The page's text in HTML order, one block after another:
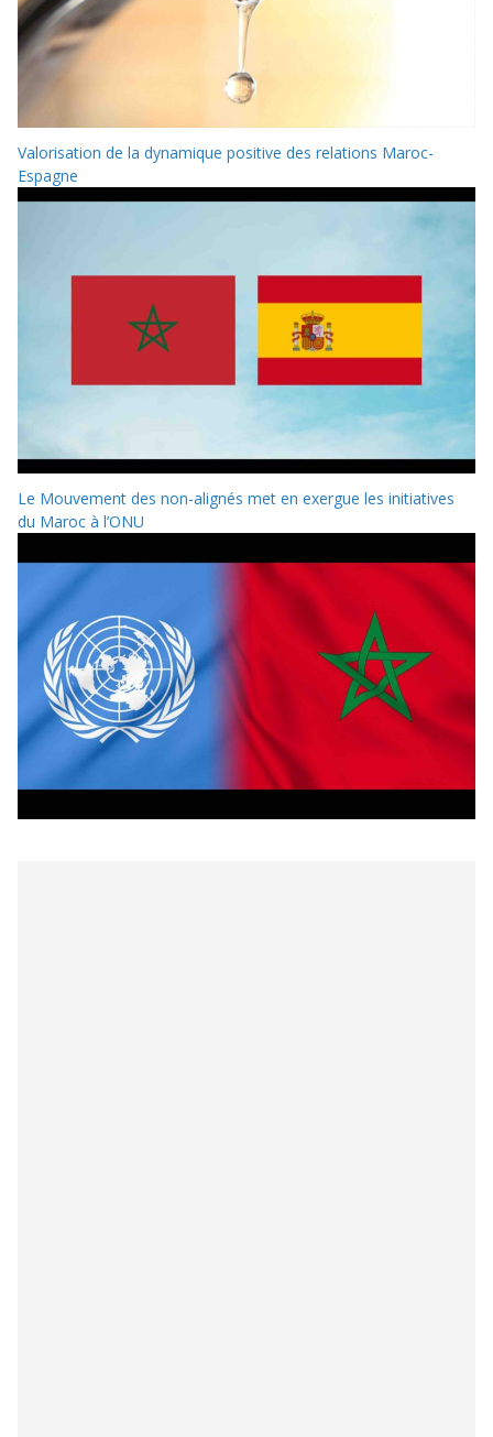
Valorisation de la dynamique positive des relations Maroc-
Espagne
Le Mouvement des non-alignés met en exergue les initiatives
du Maroc à l’ONU